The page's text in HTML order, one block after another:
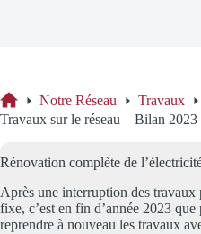
Accueil
Notre Réseau
Travaux
Travaux sur le réseau – Bilan 2023
Rénovation complète de
Après une interruption des travaux
fixe, c’est en fin d’année 2023
reprendre à nouveau les travaux